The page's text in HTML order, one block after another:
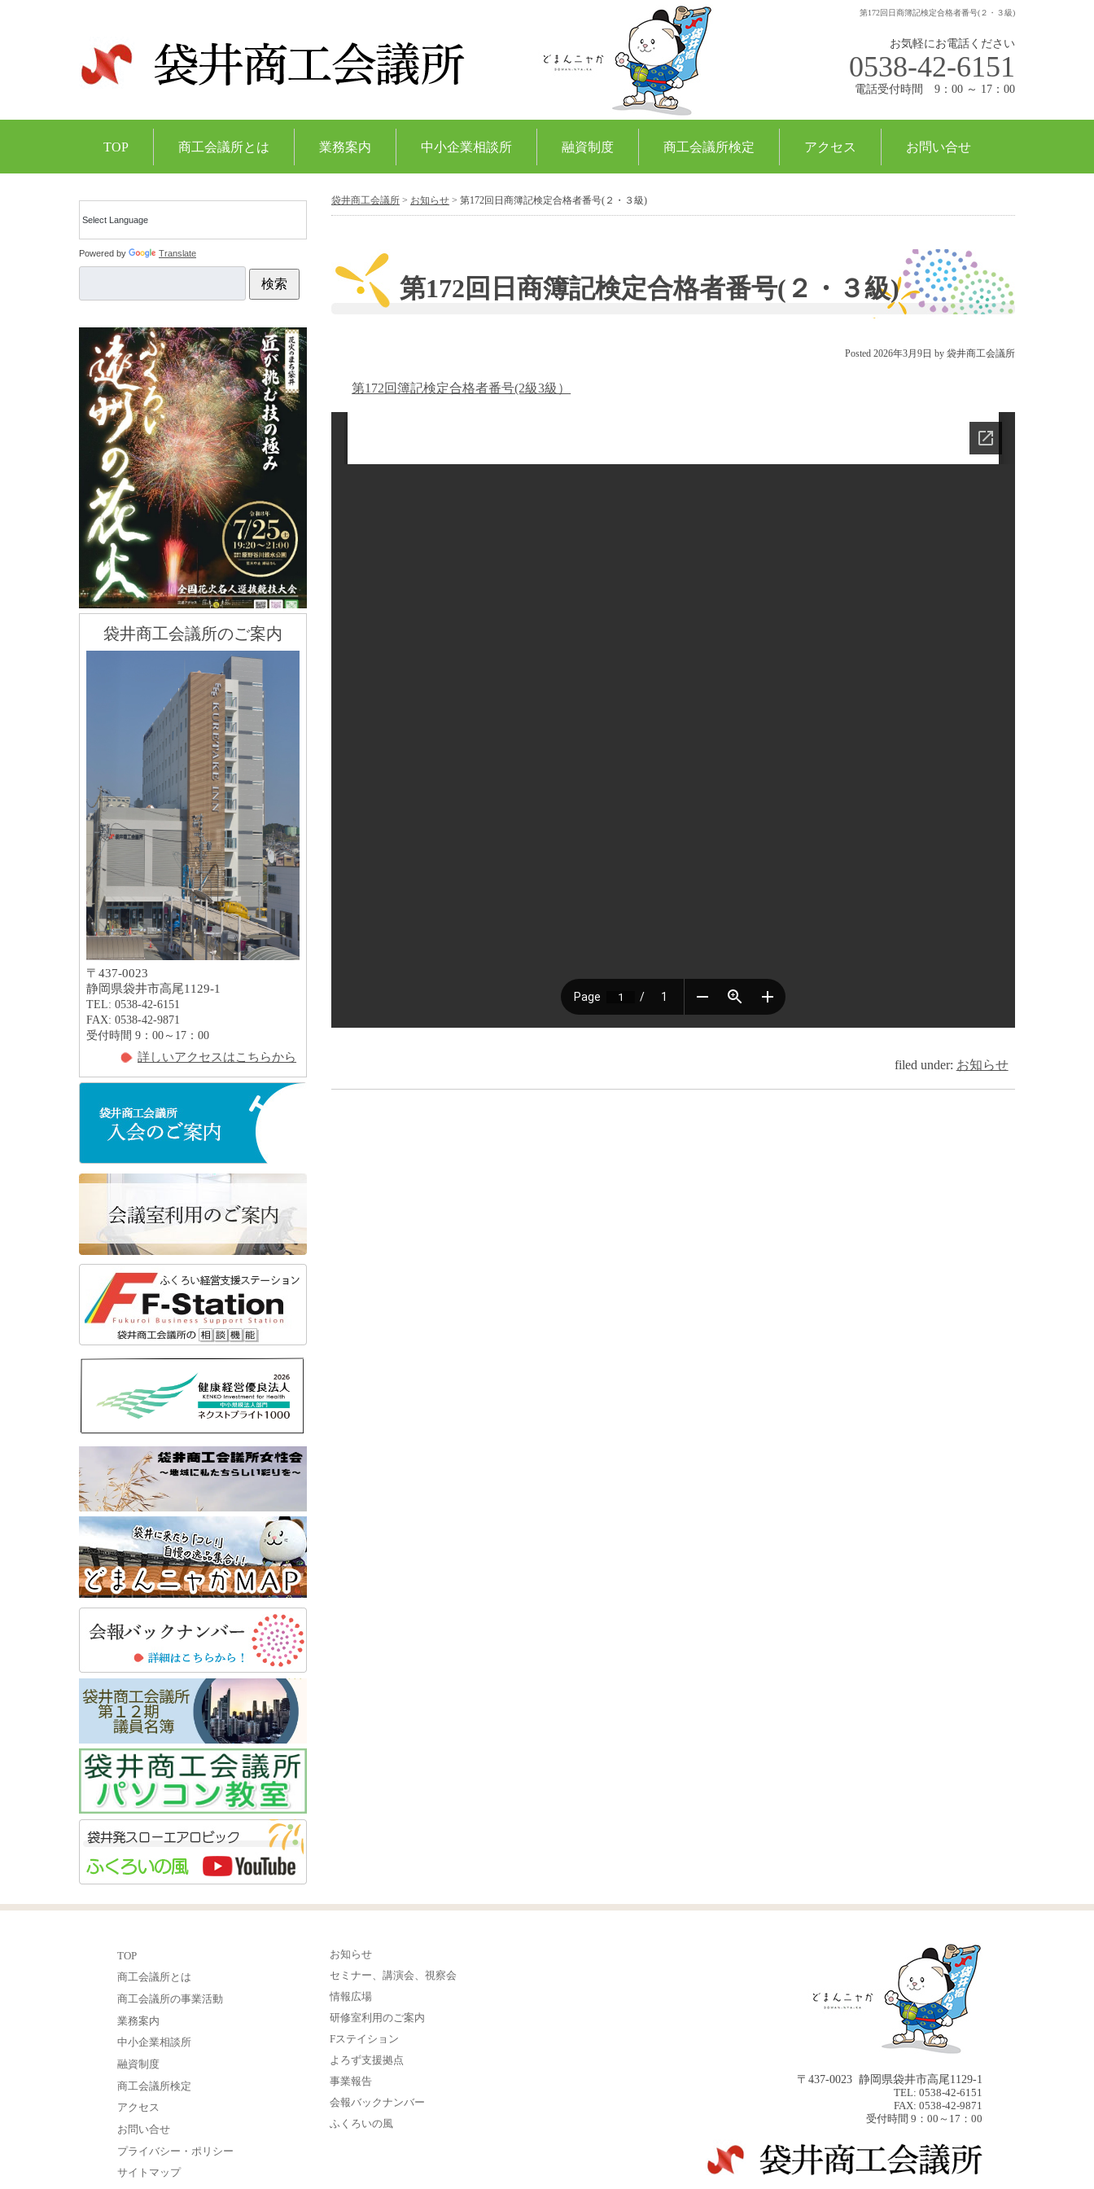
第172回日商簿記検定合格者番号(２・３級)
お気軽にお電話ください
0538-42-6151
電話受付時間 9：00 ～ 17：00
TOP 商工会議所とは 業務案内 中小企業相談所 融資制度 商工会議所検定 アクセス お問い合せ
袋井商工会議所 > お知らせ > 第172回日商簿記検定合格者番号(２・３級)
第172回日商簿記検定合格者番号(２・３級)
Posted 2026年3月9日 by 袋井商工会議所
第172回簿記検定合格者番号(2級3級）
filed under: お知らせ
Powered by Translate
検索
袋井商工会議所のご案内
〒437-0023
静岡県袋井市高尾1129-1
TEL: 0538-42-6151
FAX: 0538-42-9871
受付時間 9：00～17：00
詳しいアクセスはこちらから
TOP
商工会議所とは
商工会議所の事業活動
業務案内
中小企業相談所
融資制度
商工会議所検定
アクセス
お問い合せ
プライバシー・ポリシー
サイトマップ
お知らせ
セミナー、講演会、視察会
情報広場
研修室利用のご案内
Fステイション
よろず支援拠点
事業報告
会報バックナンバー
ふくろいの風
〒437-0023 静岡県袋井市高尾1129-1
TEL: 0538-42-6151
FAX: 0538-42-9871
受付時間 9：00～17：00